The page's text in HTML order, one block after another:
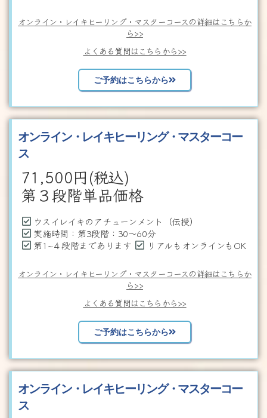
オンライン・レイキヒーリング・マスターコースの詳細はこちらか
ら>>
よくある質問はこちらから>>
ご予約はこちらから
オンライン・レイキヒーリング・マスターコー
ス
71,500円(税込)
第３段階単品価格
ウスイレイキのアチューンメント（伝授）
実施時間：第3段階：30～60分
第1~４段階まであります
リアルもオンラインもOK
オンライン・レイキヒーリング・マスターコースの詳細はこちらか
ら>>
よくある質問はこちらから>>
ご予約はこちらから
オンライン・レイキヒーリング・マスターコー
ス